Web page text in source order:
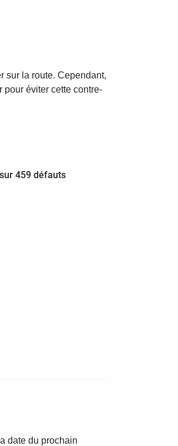
sur la route. Cependant,
éviter cette contre-
459 défauts
date du prochain